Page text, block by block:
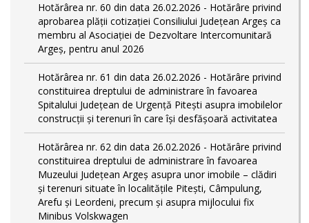
Hotărârea nr. 60 din data 26.02.2026 - Hotărâre privind
aprobarea plății cotizației Consiliului Județean Argeș ca
membru al Asociației de Dezvoltare Intercomunitară
Argeș, pentru anul 2026
Hotărârea nr. 61 din data 26.02.2026 - Hotărâre privind
constituirea dreptului de administrare în favoarea
Spitalului Județean de Urgență Pitești asupra imobilelor
construcții și terenuri în care își desfășoară activitatea
Hotărârea nr. 62 din data 26.02.2026 - Hotărâre privind
constituirea dreptului de administrare în favoarea
Muzeului Județean Argeș asupra unor imobile – clădiri
și terenuri situate în localitățile Pitești, Câmpulung,
Arefu și Leordeni, precum și asupra mijlocului fix
Minibus Volskwagen